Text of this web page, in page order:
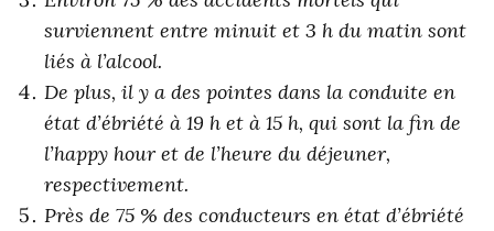
surviennent entre minuit et 3 h du matin sont
liés à l’alcool.
De plus, il y a des pointes dans la conduite en
état d’ébriété à 19 h et à 15 h, qui sont la fin de
l’happy hour et de l’heure du déjeuner,
respectivement.
Près de 75 % des conducteurs en état d’ébriété